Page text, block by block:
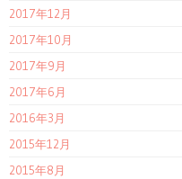
2017年12月
2017年10月
2017年9月
2017年6月
2016年3月
2015年12月
2015年8月